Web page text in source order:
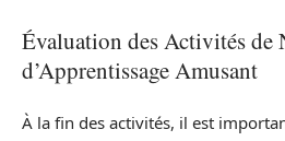
Évaluation des Activités de
d’Apprentissage Amusant
À la fin des activités, il est